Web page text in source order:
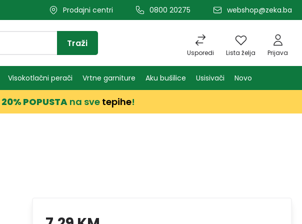
Prodajni centri 0800 20275 webshop@zeka.ba
Usporedi Lista želja Prijava
Traži
Visokotlačni perači Vrtne garniture Aku bušilice Usisivači Novo
20% POPUSTA na sve tepihe!